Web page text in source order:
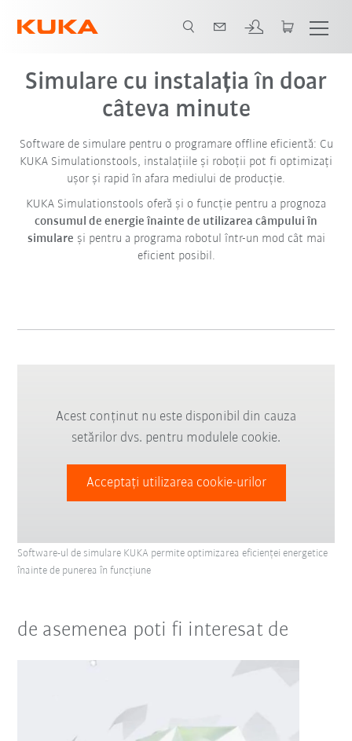
Simulare cu instalația în doar
câteva minute
Software de simulare pentru o programare offline eficientă: Cu
KUKA Simulationstools, instalațiile și roboții pot fi optimizați
ușor și rapid în afara mediului de producție.
KUKA Simulationstools oferă și o funcție pentru a prognoza
consumul de energie înainte de utilizarea câmpului în
simulare și pentru a programa robotul într-un mod cât mai
eficient posibil.
Acest conținut nu este disponibil din cauza
setărilor dvs. pentru modulele cookie.
Acceptați utilizarea cookie-urilor
Software-ul de simulare KUKA permite optimizarea eficienței energetice
înainte de punerea în funcțiune
de asemenea poti fi interesat de